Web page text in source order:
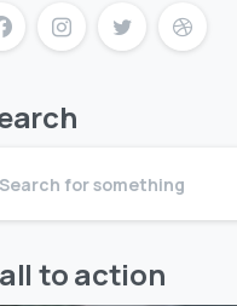
to action